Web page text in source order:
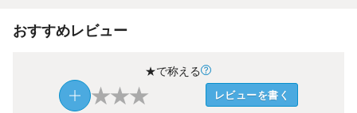
おすすめレビュー
★で称える
★★★ レビューを書く